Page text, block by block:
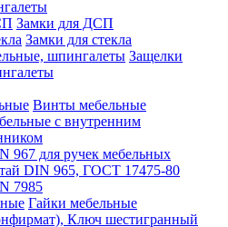
Замки для ДСП
Замки для стекла
Защелки
Винты мебельные
с внутренним
967 для ручек мебельных
DIN 965, ГОСТ 17475-80
7985
Гайки мебельные